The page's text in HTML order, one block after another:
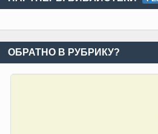
ОБРАТНО В РУБРИКУ?